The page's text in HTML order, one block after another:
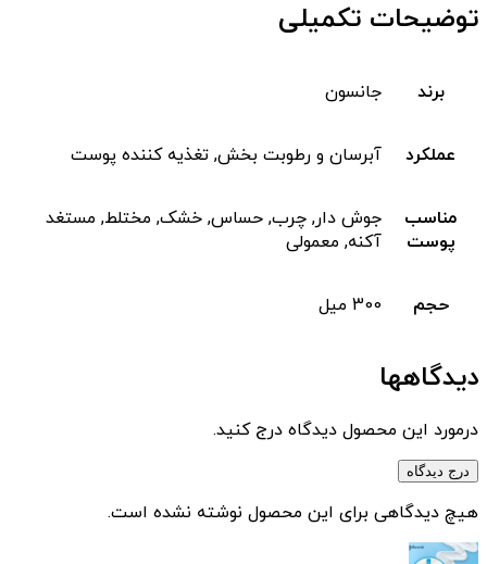
توضیحات تکمیلی
برند جانسون
عملکرد آبرسان و رطوبت بخش, تغذیه کننده پوست
مناسب
پوست
جوش دار, چرب, حساس, خشک, مختلط, مستغد
آکنه, معمولی
حجم 300 میل
دیدگاهها
درمورد این محصول دیدگاه درج کنید.
درج دیدگاه
هیچ دیدگاهی برای این محصول نوشته نشده است.